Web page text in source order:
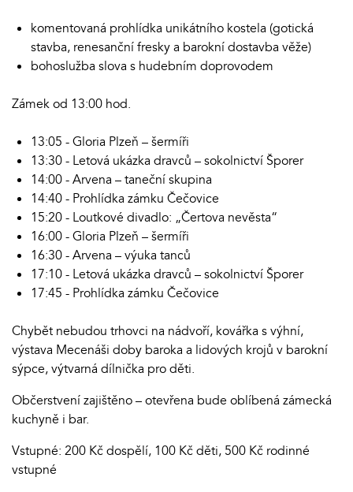
komentovaná prohlídka unikátního kostela (gotická
stavba, renesanční fresky a barokní dostavba věže)
bohoslužba slova s hudebním doprovodem
Zámek od 13:00 hod.
13:05 - Gloria Plzeň – šermíři
13:30 - Letová ukázka dravců – sokolnictví Šporer
14:00 - Arvena – taneční skupina
14:40 - Prohlídka zámku Čečovice
15:20 - Loutkové divadlo: „Čertova nevěsta“
16:00 - Gloria Plzeň – šermíři
16:30 - Arvena – výuka tanců
17:10 - Letová ukázka dravců – sokolnictví Šporer
17:45 - Prohlídka zámku Čečovice
Chybět nebudou trhovci na nádvoří, kovářka s výhní,
výstava Mecenáši doby baroka a lidových krojů v barokní
sýpce, výtvarná dílnička pro děti.
Občerstvení zajištěno – otevřena bude oblíbená zámecká
kuchyně i bar.
Vstupné: 200 Kč dospělí, 100 Kč děti, 500 Kč rodinné
vstupné